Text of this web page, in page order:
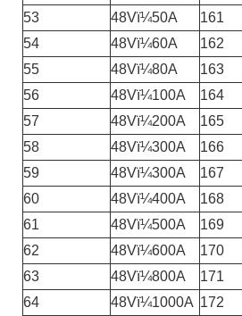
53
48Vï¼50A 161
54
48Vï¼60A 162
55
48Vï¼80A 163
56
48Vï¼100A 164
57
48Vï¼200A 165
58
48Vï¼300A 166
59
48Vï¼300A 167
60
48Vï¼400A 168
61
48Vï¼500A 169
62
48Vï¼600A 170
63
48Vï¼800A 171
64
48Vï¼1000A 172